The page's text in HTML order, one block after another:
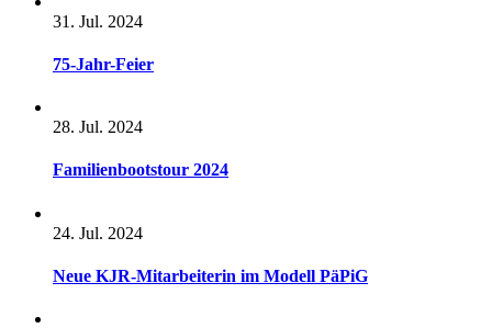
31. Jul. 2024
75-Jahr-Feier
28. Jul. 2024
Familienbootstour 2024
24. Jul. 2024
Neue KJR-Mitarbeiterin im Modell PäPiG